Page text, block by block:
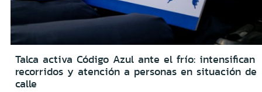
Talca activa Código Azul ante el frío: intensifican
recorridos y atención a personas en situación de
calle